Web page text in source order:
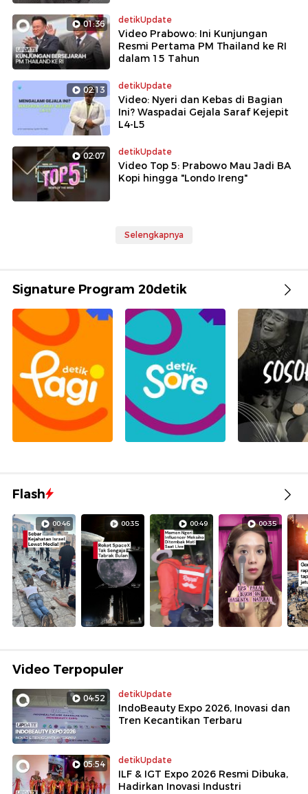
01:36 detikUpdate
Video Prabowo: Ini Kunjungan
Resmi Pertama PM Thailand ke RI
dalam 15 Tahun
02:13 detikUpdate
Video: Nyeri dan Kebas di Bagian
Ini? Waspadai Gejala Saraf Kejepit
L4-L5
02:07 detikUpdate
Video Top 5: Prabowo Mau Jadi BA
Kopi hingga "Londo Ireng"
Selengkapnya
Signature Program 20detik
Flash
00:46 00:35 00:49 00:35
Video Terpopuler
04:52 detikUpdate
IndoBeauty Expo 2026, Inovasi dan
Tren Kecantikan Terbaru
05:54 detikUpdate
ILF & IGT Expo 2026 Resmi Dibuka,
Hadirkan Inovasi Industri